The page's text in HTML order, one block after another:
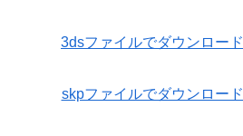
3dsファイルでダウンロー
skpファイルでダウンロー